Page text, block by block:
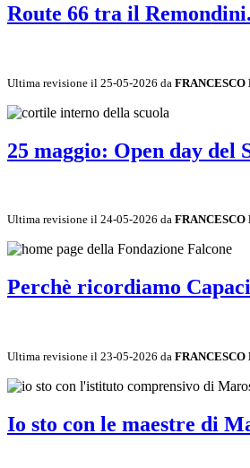
Route 66 tra il
Ultima revisione il 25-05-2026 da
25 maggio: Open day del
Ultima revisione il 24-05-2026 da
Perchè ricordiamo Capaci
Ultima revisione il 23-05-2026 da
Io sto con le maestre di